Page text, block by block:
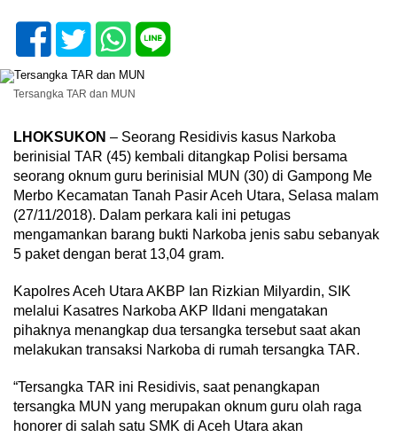
Tersangka TAR dan MUN
LHOKSUKON – Seorang Residivis kasus Narkoba
berinisial TAR (45) kembali ditangkap Polisi bersama
seorang oknum guru berinisial MUN (30) di Gampong Me
Merbo Kecamatan Tanah Pasir Aceh Utara, Selasa malam
(27/11/2018). Dalam perkara kali ini petugas
mengamankan barang bukti Narkoba jenis sabu sebanyak
5 paket dengan berat 13,04 gram.
Kapolres Aceh Utara AKBP Ian Rizkian Milyardin, SIK
melalui Kasatres Narkoba AKP Ildani mengatakan
pihaknya menangkap dua tersangka tersebut saat akan
melakukan transaksi Narkoba di rumah tersangka TAR.
“Tersangka TAR ini Residivis, saat penangkapan
tersangka MUN yang merupakan oknum guru olah raga
honorer di salah satu SMK di Aceh Utara akan